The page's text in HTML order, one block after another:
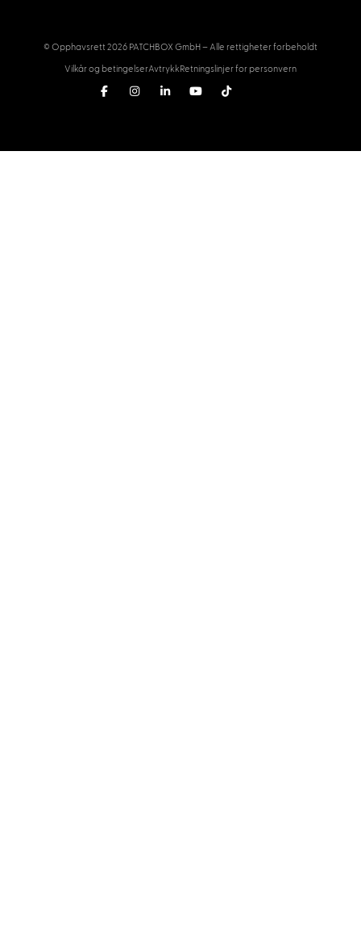
© Opphavsrett 2026 PATCHBOX GmbH – Alle rettigheter forbeholdt
Vilkår og betingelserAvtrykkRetningslinjer for personvern